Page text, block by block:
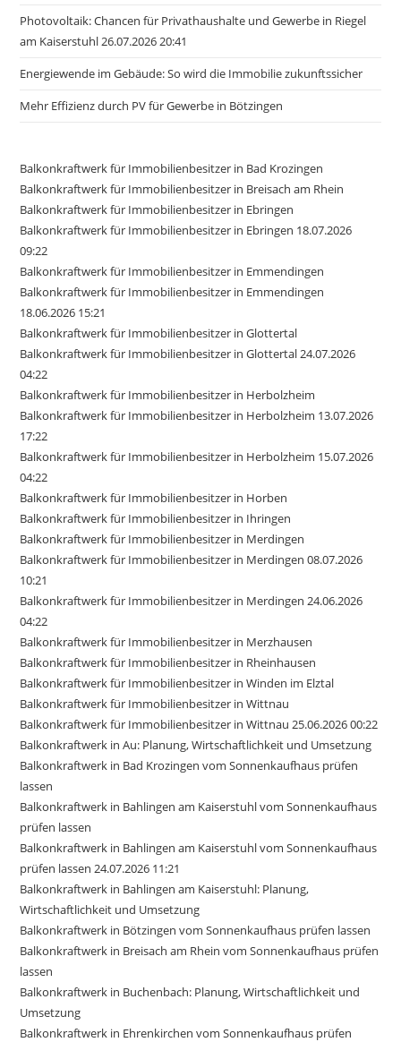
Photovoltaik: Chancen für Privathaushalte und Gewerbe in Riegel
am Kaiserstuhl 26.07.2026 20:41
Energiewende im Gebäude: So wird die Immobilie zukunftssicher
Mehr Effizienz durch PV für Gewerbe in Bötzingen
Balkonkraftwerk für Immobilienbesitzer in Bad Krozingen
Balkonkraftwerk für Immobilienbesitzer in Breisach am Rhein
Balkonkraftwerk für Immobilienbesitzer in Ebringen
Balkonkraftwerk für Immobilienbesitzer in Ebringen 18.07.2026
09:22
Balkonkraftwerk für Immobilienbesitzer in Emmendingen
Balkonkraftwerk für Immobilienbesitzer in Emmendingen
18.06.2026 15:21
Balkonkraftwerk für Immobilienbesitzer in Glottertal
Balkonkraftwerk für Immobilienbesitzer in Glottertal 24.07.2026
04:22
Balkonkraftwerk für Immobilienbesitzer in Herbolzheim
Balkonkraftwerk für Immobilienbesitzer in Herbolzheim 13.07.2026
17:22
Balkonkraftwerk für Immobilienbesitzer in Herbolzheim 15.07.2026
04:22
Balkonkraftwerk für Immobilienbesitzer in Horben
Balkonkraftwerk für Immobilienbesitzer in Ihringen
Balkonkraftwerk für Immobilienbesitzer in Merdingen
Balkonkraftwerk für Immobilienbesitzer in Merdingen 08.07.2026
10:21
Balkonkraftwerk für Immobilienbesitzer in Merdingen 24.06.2026
04:22
Balkonkraftwerk für Immobilienbesitzer in Merzhausen
Balkonkraftwerk für Immobilienbesitzer in Rheinhausen
Balkonkraftwerk für Immobilienbesitzer in Winden im Elztal
Balkonkraftwerk für Immobilienbesitzer in Wittnau
Balkonkraftwerk für Immobilienbesitzer in Wittnau 25.06.2026 00:22
Balkonkraftwerk in Au: Planung, Wirtschaftlichkeit und Umsetzung
Balkonkraftwerk in Bad Krozingen vom Sonnenkaufhaus prüfen
lassen
Balkonkraftwerk in Bahlingen am Kaiserstuhl vom Sonnenkaufhaus
prüfen lassen
Balkonkraftwerk in Bahlingen am Kaiserstuhl vom Sonnenkaufhaus
prüfen lassen 24.07.2026 11:21
Balkonkraftwerk in Bahlingen am Kaiserstuhl: Planung,
Wirtschaftlichkeit und Umsetzung
Balkonkraftwerk in Bötzingen vom Sonnenkaufhaus prüfen lassen
Balkonkraftwerk in Breisach am Rhein vom Sonnenkaufhaus prüfen
lassen
Balkonkraftwerk in Buchenbach: Planung, Wirtschaftlichkeit und
Umsetzung
Balkonkraftwerk in Ehrenkirchen vom Sonnenkaufhaus prüfen